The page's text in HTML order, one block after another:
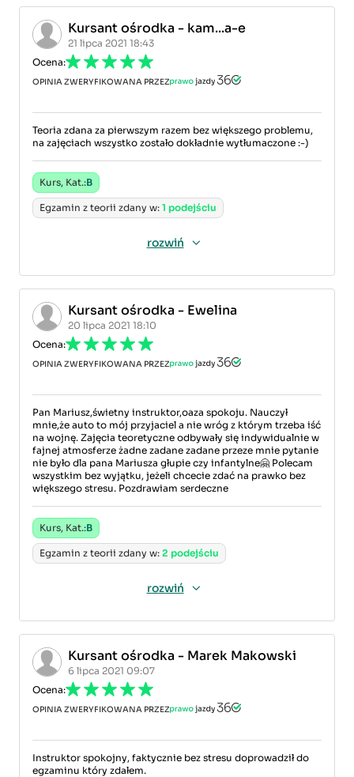
Kursant ośrodka - kam...a-e
21 lipca 2021 18:43
Ocena:
OPINIA ZWERYFIKOWANA PRZEZ
Teoria zdana za pierwszym razem bez większego problemu,
na zajęciach wszystko zostało dokładnie wytłumaczone :-)
Kurs, Kat.:B
Egzamin z teorii zdany w: 1 podejściu
rozwiń
Kursant ośrodka - Ewelina
20 lipca 2021 18:10
Ocena:
OPINIA ZWERYFIKOWANA PRZEZ
Pan Mariusz,świetny instruktor,oaza spokoju. Nauczył
mnie,że auto to mój przyjaciel a nie wróg z którym trzeba iść
na wojnę. Zajęcia teoretyczne odbywały się indywidualnie w
fajnej atmosferze żadne zadane zadane przeze mnie pytanie
nie było dla pana Mariusza głupie czy infantylne🤗 Polecam
wszystkim bez wyjątku, jeżeli chcecie zdać na prawko bez
większego stresu. Pozdrawiam serdeczne
Kurs, Kat.:B
Egzamin z teorii zdany w: 2 podejściu
rozwiń
Kursant ośrodka - Marek Makowski
6 lipca 2021 09:07
Ocena:
OPINIA ZWERYFIKOWANA PRZEZ
Instruktor spokojny, faktycznie bez stresu doprowadził do
egzaminu który zdałem.